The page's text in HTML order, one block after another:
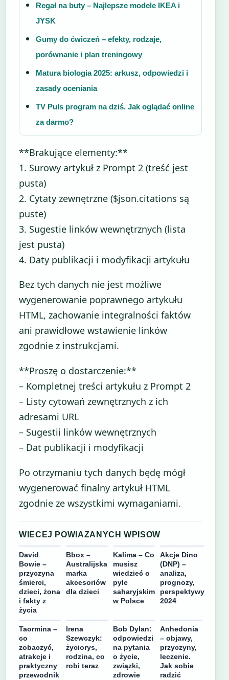
Regał na buty – Najlepsze modele IKEA i
JYSK
Gumy do ćwiczeń – efekty, rodzaje,
porównanie i plan treningowy
Matura biologia 2025: arkusz, odpowiedzi i
zasady oceniania
TV Puls program na dziś. Jak oglądać online
za darmo?
**Brakujące elementy:**
1. Surowy artykuł z Prompt 2 (treść jest
pusta)
2. Cytaty zewnętrzne ($json.citations są
puste)
3. Sugestie linków wewnętrznych (lista
jest pusta)
4. Daty publikacji i modyfikacji artykułu
Bez tych danych nie jest możliwe
wygenerowanie poprawnego artykułu
HTML, zachowanie integralności faktów
ani prawidłowe wstawienie linków
zgodnie z instrukcjami.
**Proszę o dostarczenie:**
– Kompletnej treści artykułu z Prompt 2
– Listy cytowań zewnętrznych z ich
adresami URL
– Sugestii linków wewnętrznych
– Dat publikacji i modyfikacji
Po otrzymaniu tych danych będę mógł
wygenerować finalny artykuł HTML
zgodnie ze wszystkimi wymaganiami.
WIECEJ POWIAZANYCH WPISOW
David
Bowie –
przyczyna
śmierci,
dzieci, żona
i fakty z
życia
Bbox –
Australijska
marka
akcesoriów
dla dzieci
Kalima – Co
musisz
wiedzieć o
pyle
saharyjskim
w Polsce
Akcje Dino
(DNP) –
analiza,
prognozy,
perspektywy
2024
Taormina –
co
zobaczyć,
atrakcje i
praktyczny
przewodnik
Irena
Szewczyk:
życiorys,
rodzina, co
robi teraz
Bob Dylan:
odpowiedzi
na pytania
o życie,
związki,
zdrowie
Anhedonia
– objawy,
przyczyny,
leczenie.
Jak sobie
radzić